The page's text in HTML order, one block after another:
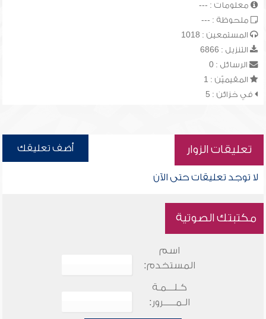
معلومات : ---
ملحوظة : ---
المستمعين : 1018
التنزيل : 6866
الرسائل : 0
المقيميّن : 1
في خزائن : 5
تعليقات الزوار أضف تعليقك
لا توجد تعليقات حتى الآن
مكتبتك الصوتية
اسم
المستخدم:
كـلـــمـة
الـمـــــرور: